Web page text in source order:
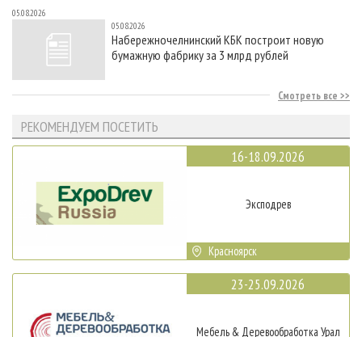
05.08.2026
05.08.2026
Набережночелнинский КБК построит новую
бумажную фабрику за 3 млрд рублей
Смотреть все
РЕКОМЕНДУЕМ ПОСЕТИТЬ
16-18.09.2026
Эксподрев
Красноярск
23-25.09.2026
Мебель & Деревообработка Урал